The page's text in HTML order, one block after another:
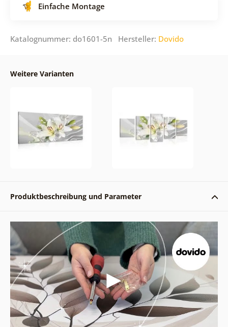
Einfache Montage
Katalognummer: do1601-5n Hersteller: Dovido
Weitere Varianten
Produktbeschreibung und Parameter